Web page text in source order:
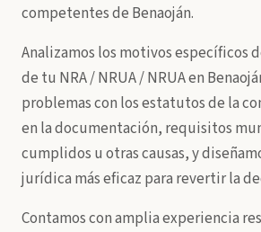
competentes de Benaoján.
Analizamos los motivos específicos
de tu NRA / NRUA / NRUA en
problemas con los estatutos de la
en la documentación, requisitos
cumplidos u otras causas, y
jurídica más eficaz para revertir la
Contamos con amplia experiencia